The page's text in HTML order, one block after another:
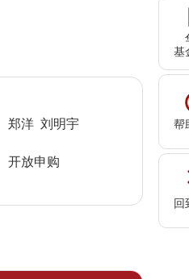
基
帮
回
郑洋 刘明宇
开放申购